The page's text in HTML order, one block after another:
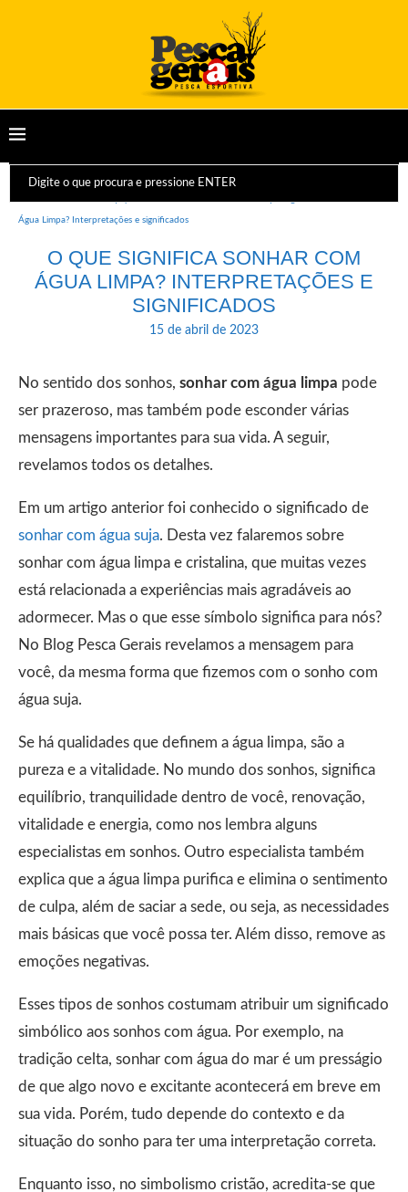
Água Limpa? Interpretações e significados
O QUE SIGNIFICA SONHAR COM
ÁGUA LIMPA? INTERPRETAÇÕES E
SIGNIFICADOS
15 de abril de 2023
No sentido dos sonhos, sonhar com água limpa pode
ser prazeroso, mas também pode esconder várias
mensagens importantes para sua vida. A seguir,
revelamos todos os detalhes.
Em um artigo anterior foi conhecido o significado de
sonhar com água suja. Desta vez falaremos sobre
sonhar com água limpa e cristalina, que muitas vezes
está relacionada a experiências mais agradáveis ​​ao
adormecer. Mas o que esse símbolo significa para nós?
No Blog Pesca Gerais revelamos a mensagem para
você, da mesma forma que fizemos com o sonho com
água suja.
Se há qualidades que definem a água limpa, são a
pureza e a vitalidade. No mundo dos sonhos, significa
equilíbrio, tranquilidade dentro de você, renovação,
vitalidade e energia, como nos lembra alguns
especialistas em sonhos. Outro especialista também
explica que a água limpa purifica e elimina o sentimento
de culpa, além de saciar a sede, ou seja, as necessidades
mais básicas que você possa ter. Além disso, remove as
emoções negativas.
Esses tipos de sonhos costumam atribuir um significado
simbólico aos sonhos com água. Por exemplo, na
tradição celta, sonhar com água do mar é um presságio
de que algo novo e excitante acontecerá em breve em
sua vida. Porém, tudo depende do contexto e da
situação do sonho para ter uma interpretação correta.
Enquanto isso, no simbolismo cristão, acredita-se que